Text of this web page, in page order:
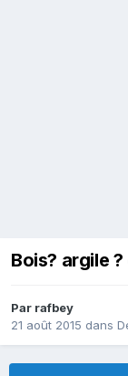
Bois? argile
Par rafbey
21 août 2015 dans